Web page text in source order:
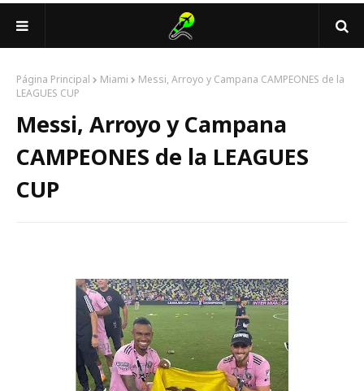
Página Principal Miami
Messi, Arroyo y Campana CAMPEONES de la
LEAGUES CUP
Messi, Arroyo y Campana
CAMPEONES de la LEAGUES
CUP